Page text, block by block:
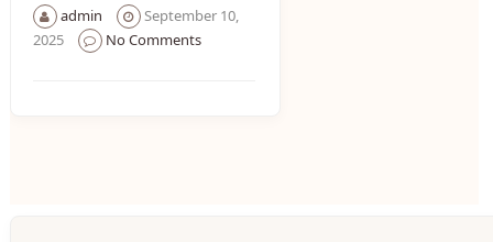
admin
September 10,
2025
No Comments